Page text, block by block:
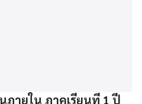
ภายใน ภาคเรียนที่ 1 ปี